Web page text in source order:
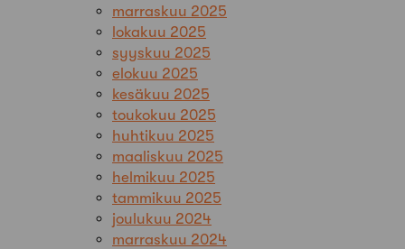
marraskuu 2025
lokakuu 2025
syyskuu 2025
elokuu 2025
kesäkuu 2025
toukokuu 2025
huhtikuu 2025
maaliskuu 2025
helmikuu 2025
tammikuu 2025
joulukuu 2024
marraskuu 2024